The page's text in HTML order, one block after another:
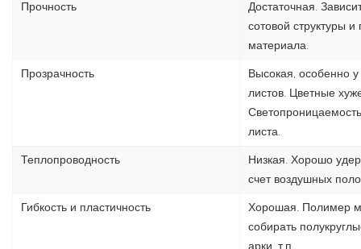
Прочность
Достаточная.
сотовой структуры и
материала.
Прозрачность
Высокая, особенно
листов. Цветные
листа.
Теплопроводность
Низкая. Хорошо
счет воздушных
Гибкость и пластичность
Хорошая. Полимер
собирать